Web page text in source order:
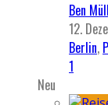
Ben
12.
Berlin,
1
Neu